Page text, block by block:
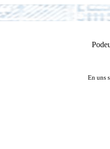
En uns